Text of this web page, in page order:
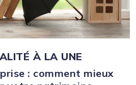
À LA UNE
: comment mieux